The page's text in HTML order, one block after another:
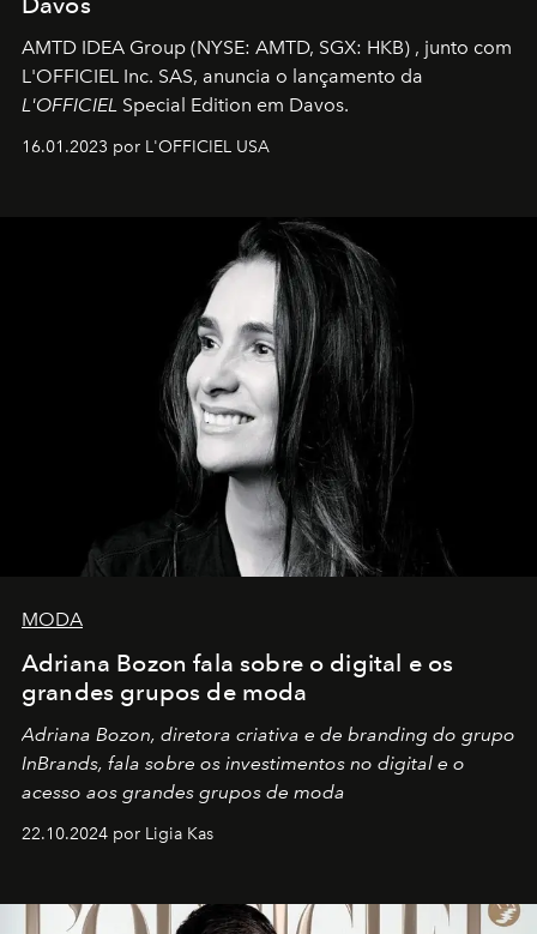
AMTD IDEA Group (NYSE: AMTD, SGX: HKB) , junto com
L'OFFICIEL Inc. SAS, anuncia o lançamento da
L'OFFICIEL Special Edition em Davos.
16.01.2023 por L'OFFICIEL USA
MODA
Adriana Bozon fala sobre o digital e os
grandes grupos de moda
Adriana Bozon, diretora criativa e de branding do grupo
InBrands, fala sobre os investimentos no digital e o
acesso aos grandes grupos de moda
22.10.2024 por Ligia Kas